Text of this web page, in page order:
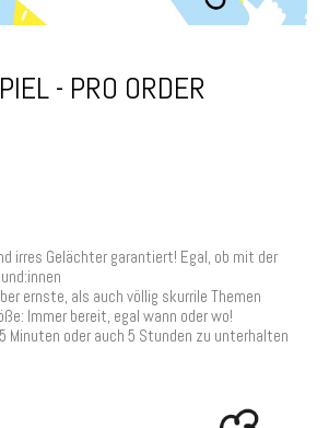
- PRO ORDER
irres Gelächter garantiert! Egal, ob mit der
ernste, als auch völlig skurrile Themen
Immer bereit, egal wann oder wo!
Minuten oder auch 5 Stunden zu unterhalten